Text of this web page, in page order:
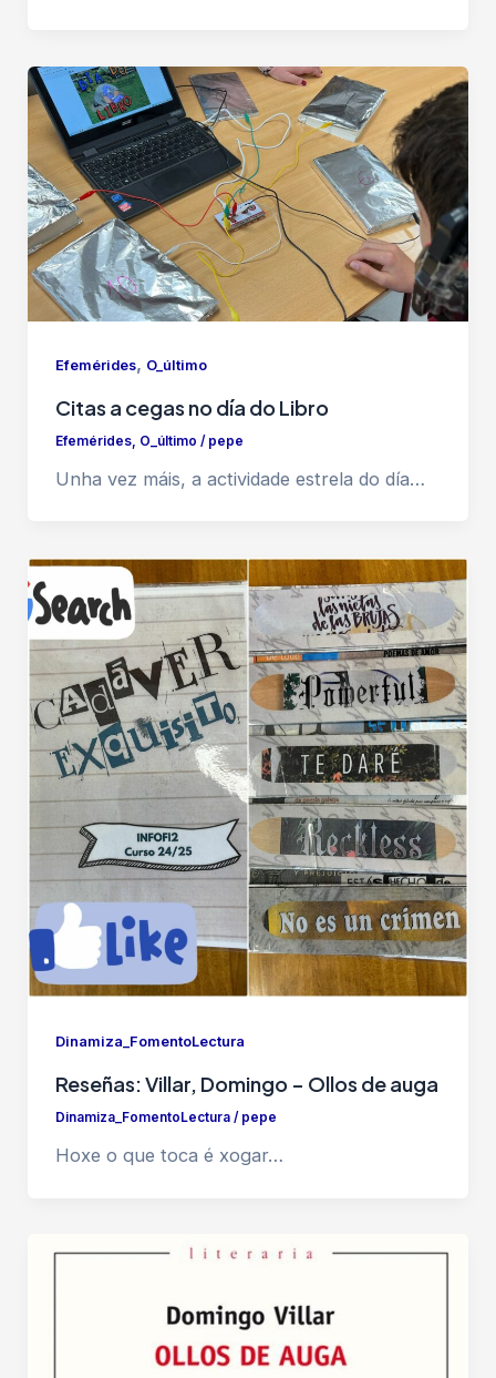
Efemérides, O_último
Citas a cegas no día do Libro
Efemérides, O_último / pepe
Unha vez máis, a actividade estrela do día…
Dinamiza_FomentoLectura
Reseñas: Villar, Domingo – Ollos de auga
Dinamiza_FomentoLectura/ pepe
Hoxe o que toca é xogar…